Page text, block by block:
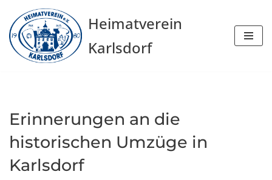
Zum
Inhalt
springen
Heimatverein
Karlsdorf
Erinnerungen an die
historischen Umzüge in
Karlsdorf